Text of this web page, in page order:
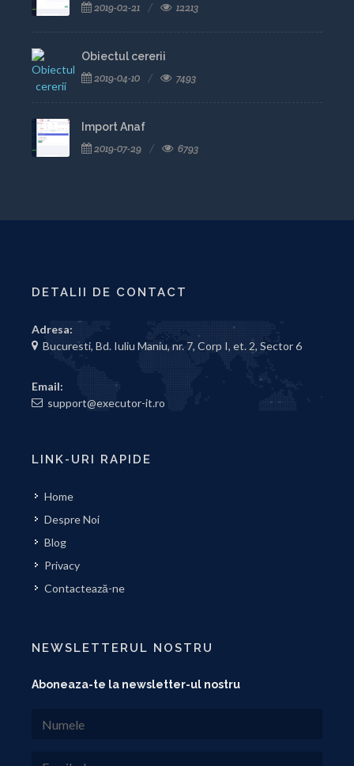
2019-02-21 12213
Obiectul cererii
2019-04-10 7493
Import Anaf
2019-07-29 6793
DETALII DE CONTACT
Adresa:
Bucuresti, Bd. Iuliu Maniu, nr. 7, Corp I, et. 2, Sector 6
Email:
support@executor-it.ro
LINK-URI RAPIDE
Home
Despre Noi
Blog
Privacy
Contactează-ne
NEWSLETTERUL NOSTRU
Aboneaza-te la newsletter-ul nostru